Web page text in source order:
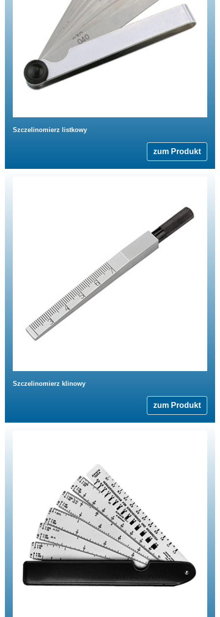
Szczelinomierz listkowy
zum Produkt
Szczelinomierz klinowy
zum Produkt